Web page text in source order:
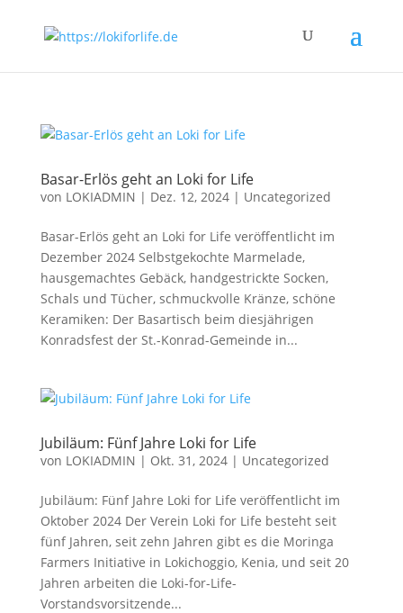
Basar-Erlös geht an Loki for Life
von LOKIADMIN | Dez. 12, 2024| Uncategorized
Basar-Erlös geht an Loki for Life veröffentlicht im
Dezember 2024 Selbstgekochte Marmelade,
hausgemachtes Gebäck, handgestrickte Socken,
Schals und Tücher, schmuckvolle Kränze, schöne
Keramiken: Der Basartisch beim diesjährigen
Konradsfest der St.-Konrad-Gemeinde in...
Jubiläum: Fünf Jahre Loki for Life
von LOKIADMIN | Okt. 31, 2024| Uncategorized
Jubiläum: Fünf Jahre Loki for Life veröffentlicht im
Oktober 2024 Der Verein Loki for Life besteht seit
fünf Jahren, seit zehn Jahren gibt es die Moringa
Farmers Initiative in Lokichoggio, Kenia, und seit 20
Jahren arbeiten die Loki-for-Life-
Vorstandsvorsitzende...